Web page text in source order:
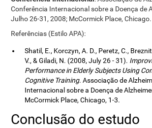
Conferência Internacional sobre a Doença de
Julho 26-31, 2008; McCormick Place, Chicago.
Referências (Estilo APA):
Shatil, E., Korczyn, A. D., Peretz, C.,
V., & Giladi, N. (2008, July 26 - 31).
Performance in Elderly Subjects Using
Cognitive Training. Associação de
Internacional sobre a Doença de
McCormick Place, Chicago, 1-3.
Conclusão do estudo